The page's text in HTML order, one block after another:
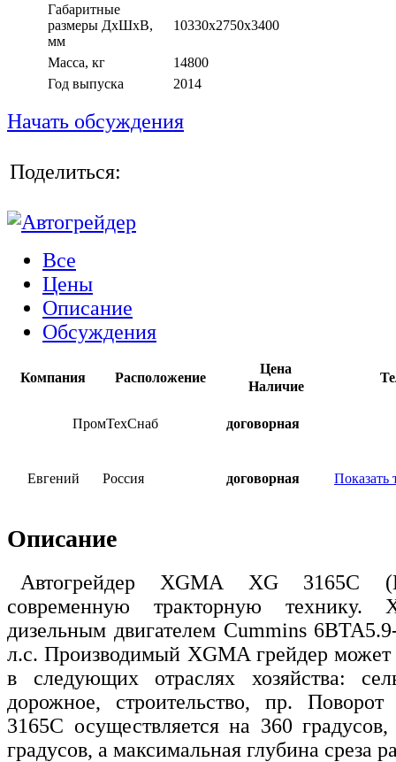
Габаритные
размеры ДхШхВ,
мм
10330x2750x3400
Масса, кг
14800
Год выпуска
2014
Начать обсуждения
Поделиться:
Все
Цены
Описание
Обсуждения
Компания Расположение
Цена
Наличие
ПромТехСнаб договорная
Евгений Россия договорная Показать
Описание
Автогрейдер XGMA XG 3165C
современную тракторную
дизельным двигателем Cummins
л.с. Производимый XGMA грейдер
в следующих отраслях хозяйства:
дорожное, строительство, пр.
3165C осуществляется на 360
градусов, а максимальная глубина среза